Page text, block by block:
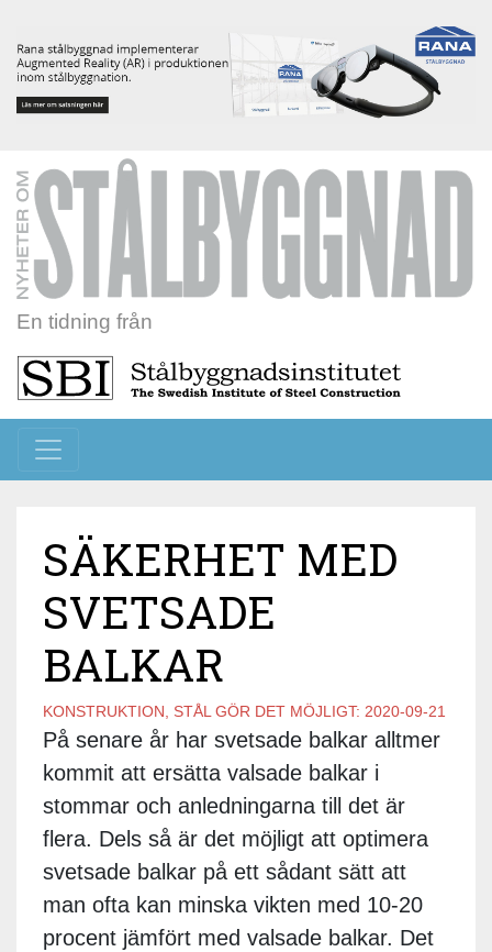
En tidning från
Toggle navigation
SÄKERHET MED
SVETSADE
BALKAR
KONSTRUKTION, STÅL GÖR DET MÖJLIGT: 2020-09-21
På senare år har svetsade balkar alltmer
kommit att ersätta valsade balkar i
stommar och anledningarna till det är
flera. Dels så är det möjligt att optimera
svetsade balkar på ett sådant sätt att
man ofta kan minska vikten med 10-20
procent jämfört med valsade balkar. Det